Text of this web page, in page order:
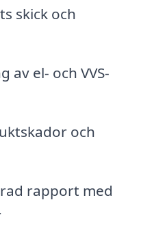
skick och
av el- och VVS-
och
rapport med